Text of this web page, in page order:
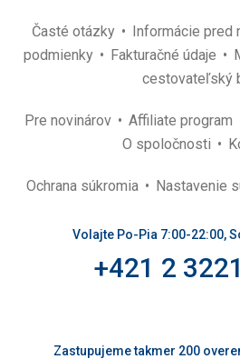
Časté otázky Informácie pred
podmienky
Fakturačné údaje
cestovateľský
Pre novinárov Affiliate program
O spoločnosti
Ochrana súkromia Nastavenie
Volajte Po-Pia 7:00-22:00,
+421 2
Zastupujeme takmer 200